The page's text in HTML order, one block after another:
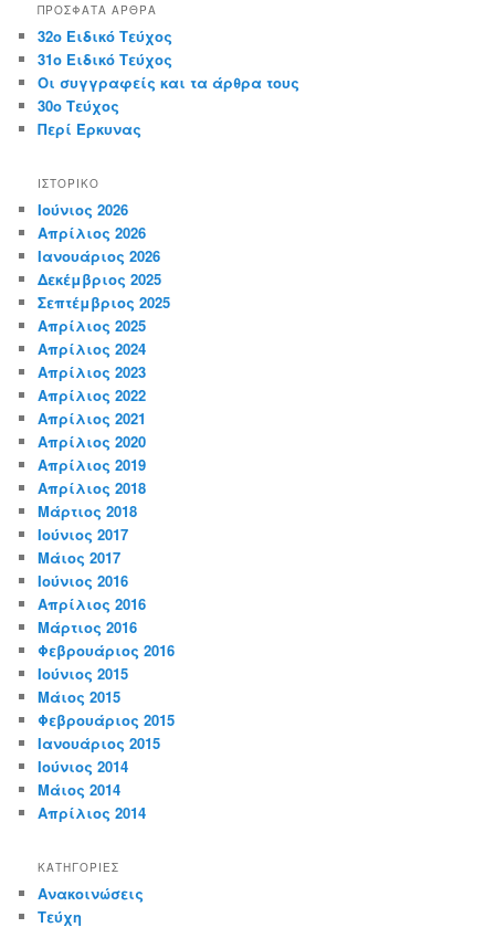
ΠΡΌΣΦΑΤΑ ΆΡΘΡΑ
32ο Ειδικό Τεύχος
31ο Ειδικό Τεύχος
Οι συγγραφείς και τα άρθρα τους
30ο Τεύχος
Περί Έρκυνας
ΙΣΤΟΡΙΚΌ
Ιούνιος 2026
Απρίλιος 2026
Ιανουάριος 2026
Δεκέμβριος 2025
Σεπτέμβριος 2025
Απρίλιος 2025
Απρίλιος 2024
Απρίλιος 2023
Απρίλιος 2022
Απρίλιος 2021
Απρίλιος 2020
Απρίλιος 2019
Απρίλιος 2018
Μάρτιος 2018
Ιούνιος 2017
Μάιος 2017
Ιούνιος 2016
Απρίλιος 2016
Μάρτιος 2016
Φεβρουάριος 2016
Ιούνιος 2015
Μάιος 2015
Φεβρουάριος 2015
Ιανουάριος 2015
Ιούνιος 2014
Μάιος 2014
Απρίλιος 2014
KΑΤΗΓΟΡΊΕΣ
Ανακοινώσεις
Τεύχη